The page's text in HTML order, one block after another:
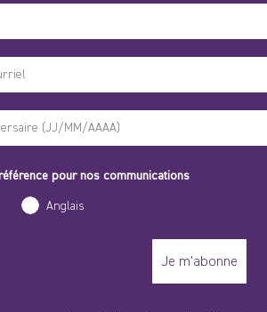
pour nos communications
Anglais
Je m'abonne